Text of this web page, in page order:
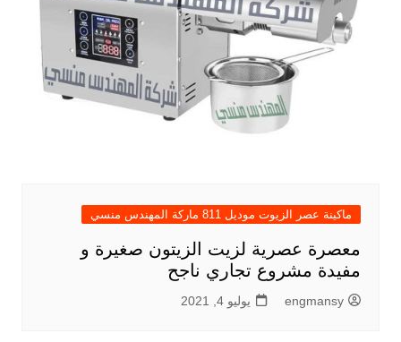
ماكينة عصر الزيوت موديل 811 ماركة المهندس منسي
معصرة عصرية لزيت الزيتون صغيرة و
مفيدة مشروع تجاري ناجح
engmansy يوليو 4, 2021